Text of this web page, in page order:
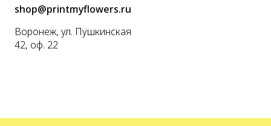
shop@printmyflowers.ru
Воронеж, ул. Пушкинская
42, оф. 22